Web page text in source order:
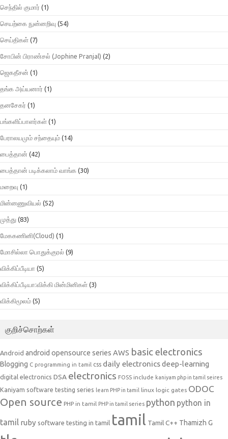
செந்தில் குமார் (1)
செயற்கை நுன்னறிவு (54)
செய்திகள் (7)
சோபின் பிராண்சல் (Jophine Pranjal) (2)
ஜெகதீசன் (1)
தங்க அய்யனார் (1)
தனசேகர் (1)
பங்களிப்பாளர்கள் (1)
பேராலயமும் சந்தையும் (14)
பைத்தான் (42)
பைத்தான் படிக்கலாம் வாங்க (30)
மறைவு (1)
மின்னணுவியல் (52)
முத்து (83)
மேககணினி(Cloud) (1)
மோசில்லா பொதுக்குரல் (9)
விக்கிப்பீடியா (5)
விக்கிப்பீடியா:விக்கி மின்மினிகள் (3)
விக்கிமூலம் (5)
குறிச்சொற்கள்
Android android opensource series AWS basic electronics
Blogging C programming in tamil css daily electronicsdeep-learning
digital electronics DSA electronics FOSS include kaniyam php in tamil seires
Kaniyam software testing series learn PHP in tamil linux logic gates ODOC
Open source PHP in tamil PHP in tamil series python python in
tamil ruby software testing in tamil tamil Tamil C++ Thamizh G